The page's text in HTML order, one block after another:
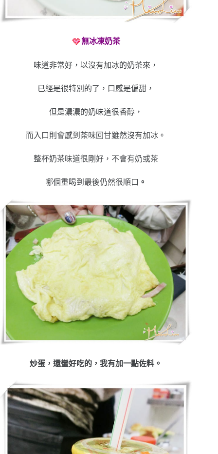
無冰凍奶茶
味道非常好，以沒有加冰的奶茶來，
已經是很特別的了，口感是偏甜，
但是濃濃的奶味道很香醇，
而入口則會感到茶味回甘雖然沒有加冰。
整杯奶茶味道很剛好，不會有奶或茶
哪個重喝到最後仍然很順口 。
炒蛋，還蠻好吃的，我有加一點佐料。